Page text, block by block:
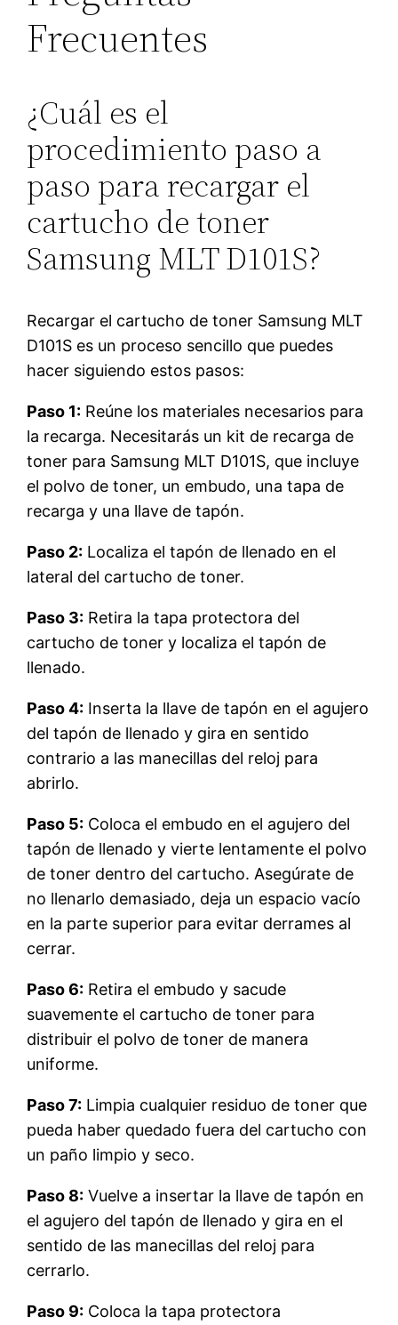
Frecuentes
¿Cuál es el
procedimiento paso a
paso para recargar el
cartucho de toner
Samsung MLT D101S?
Recargar el cartucho de toner Samsung MLT
D101S es un proceso sencillo que puedes
hacer siguiendo estos pasos:
Paso 1: Reúne los materiales necesarios para
la recarga. Necesitarás un kit de recarga de
toner para Samsung MLT D101S, que incluye
el polvo de toner, un embudo, una tapa de
recarga y una llave de tapón.
Paso 2: Localiza el tapón de llenado en el
lateral del cartucho de toner.
Paso 3: Retira la tapa protectora del
cartucho de toner y localiza el tapón de
llenado.
Paso 4: Inserta la llave de tapón en el agujero
del tapón de llenado y gira en sentido
contrario a las manecillas del reloj para
abrirlo.
Paso 5: Coloca el embudo en el agujero del
tapón de llenado y vierte lentamente el polvo
de toner dentro del cartucho. Asegúrate de
no llenarlo demasiado, deja un espacio vacío
en la parte superior para evitar derrames al
cerrar.
Paso 6: Retira el embudo y sacude
suavemente el cartucho de toner para
distribuir el polvo de toner de manera
uniforme.
Paso 7: Limpia cualquier residuo de toner que
pueda haber quedado fuera del cartucho con
un paño limpio y seco.
Paso 8: Vuelve a insertar la llave de tapón en
el agujero del tapón de llenado y gira en el
sentido de las manecillas del reloj para
cerrarlo.
Paso 9: Coloca la tapa protectora